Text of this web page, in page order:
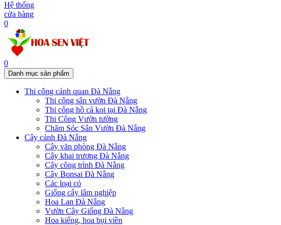
Hệ thống
cửa hàng
0
0
Danh mục sản phẩm
Thi công cảnh quan Đà Nẵng
Thi công sân vườn Đà Nẵng
Thi công hồ cá koi tại Đà Nẵng
Thi Công Vườn tường
Chăm Sóc Sân Vườn Đà Nẵng
Cây cảnh Đà Nẵng
Cây văn phòng Đà Nẵng
Cây khai trương Đà Nẵng
Cây công trình Đà Nẵng
Cây Bonsai Đà Nẵng
Các loại cỏ
Giống cây lâm nghiệp
Hoa Lan Đà Nẵng
Vườn Cây Giống Đà Nẵng
Hoa kiểng, hoa bụi viền